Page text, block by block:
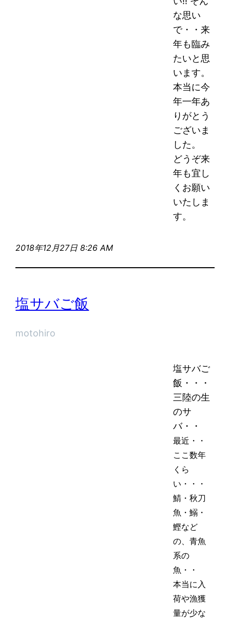
な思い
で・・来
年も臨み
たいと思
います。
本当に今
年一年あ
りがとう
ございま
した。
どうぞ来
年も宜し
くお願い
いたしま
す。
2018年12月27日 8:26 AM
塩サバご飯
motohiro
塩サバご
飯・・・
三陸の生
のサ
バ・・
最近・・
ここ数年
くら
い・・・
鯖・秋刀
魚・鰯・
鰹など
の、青魚
系の
魚・・
本当に入
荷や漁獲
量が少な